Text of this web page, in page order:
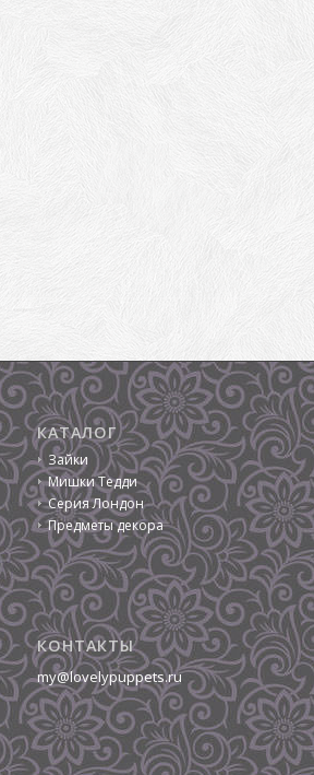
КАТАЛОГ
Зайки
Мишки Тедди
Серия Лондон
Предметы декора
КОНТАКТЫ
my@lovelypuppets.ru